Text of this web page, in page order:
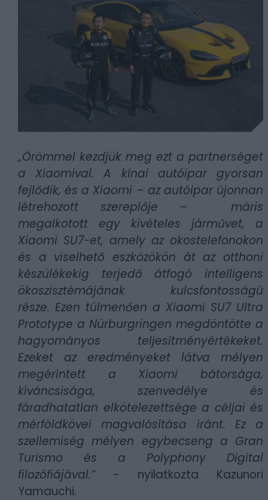
„Örömmel kezdjük meg ezt a partnerséget
a Xiaomival. A kínai autóipar gyorsan
fejlődik, és a Xiaomi – az autóipar újonnan
létrehozott szereplője – máris
megalkotott egy kivételes járművet, a
Xiaomi SU7-et, amely az okostelefonokon
és a viselhető eszközökön át az otthoni
készülékekig terjedő átfogó intelligens
ökoszisztémájának kulcsfontosságú
része. Ezen túlmenően a Xiaomi SU7 Ultra
Prototype a Nürburgringen megdöntötte a
hagyományos teljesítményértékeket.
Ezeket az eredményeket látva mélyen
megérintett a Xiaomi bátorsága,
kíváncsisága, szenvedélye és
fáradhatatlan elkötelezettsége a céljai és
mérföldkövei magvalósítása iránt. Ez a
szellemiség mélyen egybecseng a Gran
Turismo és a Polyphony Digital
filozófiájával.”- nyilatkozta Kazunori
Yamauchi.